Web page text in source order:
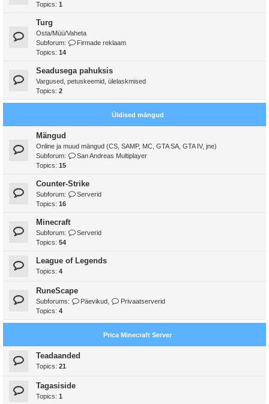
Topics: 1
Turg
Osta/Müü/Vaheta
Subforum:
Firmade reklaam
Topics: 14
Seadusega pahuksis
Vargused, petuskeemid, ülelaskmised
Topics: 2
Üldised mängud
Mängud
Online ja muud mängud (CS, SAMP, MC, GTA SA, GTA IV, jne)
Subforum:
San Andreas Multiplayer
Topics: 15
Counter-Strike
Subforum:
Serverid
Topics: 16
Minecraft
Subforum:
Serverid
Topics: 54
League of Legends
Topics: 4
RuneScape
Subforums: Päevikud
Privaatserverid
Topics: 4
Prica Minecraft Server
Teadaanded
Topics: 21
Tagasiside
Topics: 1